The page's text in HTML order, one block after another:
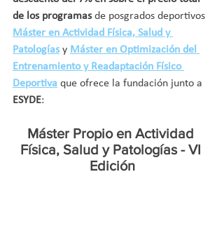
de los programas de posgrados deportivos
Máster en Actividad Física, Salud y
Patologías y Máster en Optimización del
Entrenamiento y Readaptación Físico
Deportiva que ofrece la fundación junto a
ESYDE:
Máster Propio en Actividad
Física, Salud y Patologías - VI
Edición